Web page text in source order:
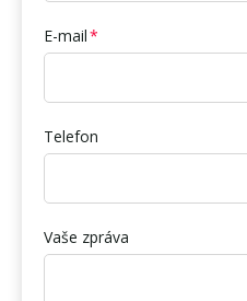
E-mail
Telefon
Vaše zpráva